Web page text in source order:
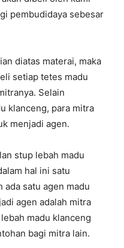
pembudidaya sebesar
diatas materai, maka
setiap tetes madu
Selain
klanceng, para mitra
menjadi agen.
stup lebah madu
hal ini satu
ada satu agen madu
agen adalah mitra
madu klanceng
bagi mitra lain.